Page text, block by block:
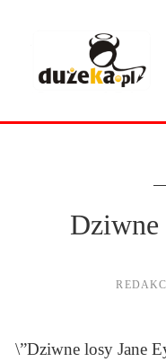
Dziwne
\”Dziwne losy Jane